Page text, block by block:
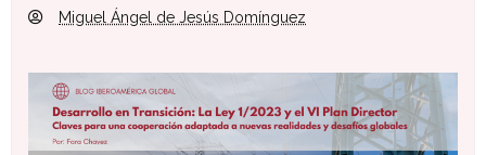
Miguel Ángel de Jesús Domínguez